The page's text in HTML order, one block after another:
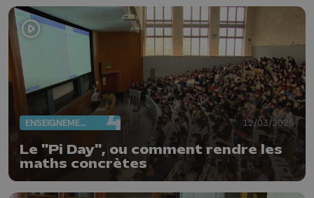
ENSEIGNEMENT 12/03/2025
Le "Pi Day", ou comment rendre les
maths concrètes